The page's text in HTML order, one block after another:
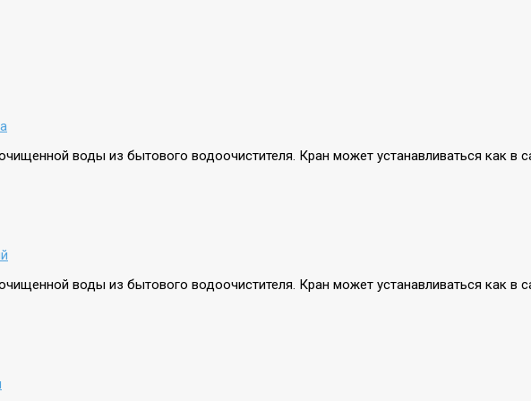
воды из бытового водоочистителя. Кран может устанавливаться как в
воды из бытового водоочистителя. Кран может устанавливаться как в